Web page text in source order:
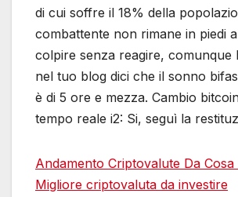
di cui soffre il 18% della
combattente non rimane in piedi
colpire senza reagire, comunque
nel tuo blog dici che il sonno
è di 5 ore e mezza. Cambio
tempo reale i2: Si, seguì la
Andamento Criptovalute Da Cosa
Migliore criptovaluta da investire